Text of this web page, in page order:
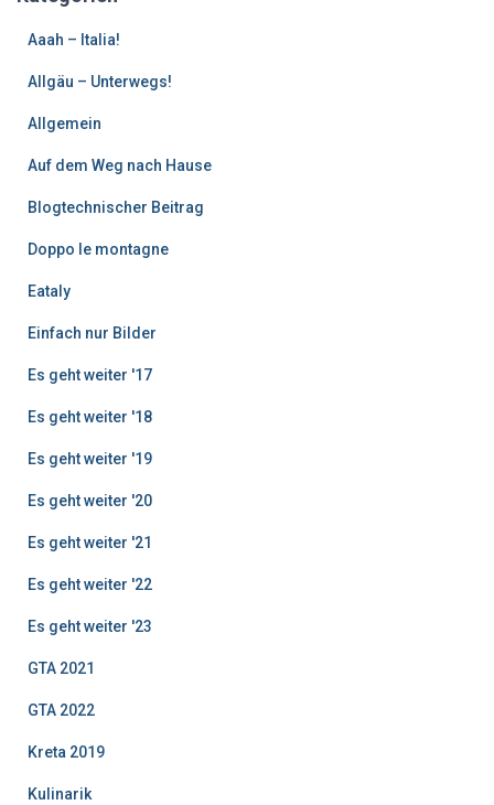
Aaah – Italia!
Allgäu – Unterwegs!
Allgemein
Auf dem Weg nach Hause
Blogtechnischer Beitrag
Doppo le montagne
Eataly
Einfach nur Bilder
Es geht weiter '17
Es geht weiter '18
Es geht weiter '19
Es geht weiter '20
Es geht weiter '21
Es geht weiter '22
Es geht weiter '23
GTA 2021
GTA 2022
Kreta 2019
Kulinarik